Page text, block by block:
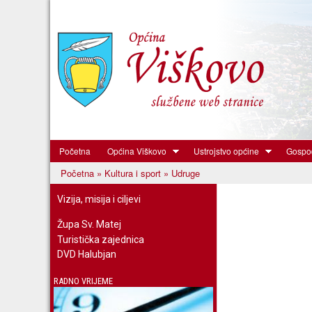
Općina
Viškovo
Početna Općina Viškovo Ustrojstvo općine
Vi ste ovdje
Početna » Kultura i sport » Udruge
Vizija, misija i ciljevi
Župa Sv. Matej
Turistička zajednica
DVD Halubjan
RADNO VRIJEME